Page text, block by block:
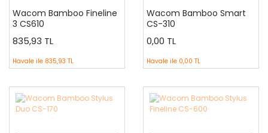
Wacom Bamboo Fineline
3 CS610
835,93 TL
Havale ile 835,93 TL
Wacom Bamboo Smart
CS-310
0,00 TL
Havale ile 0,00 TL